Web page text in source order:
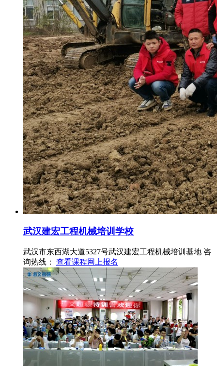
武汉建宏工程机械培训学校
武汉市东西湖大道5327号武汉建宏工程机械培训基地 咨
询热线：
查看课程网上报名